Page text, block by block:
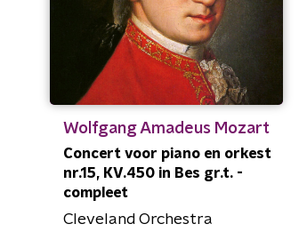
Wolfgang Amadeus Mozart
Concert voor piano en orkest
nr.15, KV.450 in Bes gr.t. -
compleet
Cleveland Orchestra